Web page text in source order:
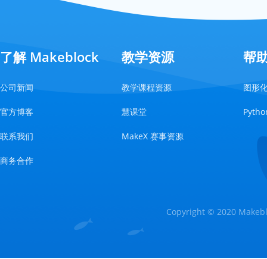
了解 Makeblock
公司新闻
官方博客
联系我们
商务合作
教学资源
教学课程资源
慧课堂
MakeX 赛事资源
帮
图形
Copyright © 2020